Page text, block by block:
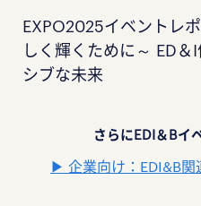
EXPO2025イベントレ
しく輝くために～ ED
シブな未来
さらにEDI＆Bイ
▶ 企業向け：EDI&B関